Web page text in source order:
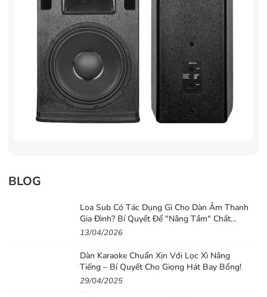
BLOG
Loa Sub Có Tác Dụng Gì Cho Dàn Âm Thanh
Gia Đình? Bí Quyết Để "Nâng Tầm" Chất
Lượng Âm Thanh Cho Dàn Loa Gia Đình
13/04/2026
Dàn Karaoke Chuẩn Xịn Với Lọc Xì Nâng
Tiếng – Bí Quyết Cho Giọng Hát Bay Bổng!
29/04/2025